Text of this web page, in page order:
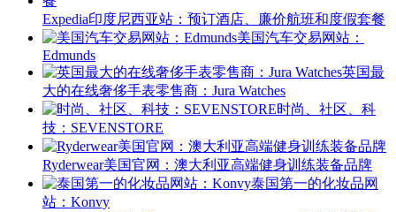
Expedia印度尼西亚站：预订酒店、廉价航班和度假套餐
美国汽车交易网站：
Edmunds
英国最
大的在线奢侈手表零售商：Jura Watches
时尚、社区、科
技：SEVENSTORE
Ryderwear美国官网：澳大利亚高端健身训练装备品牌
泰国第一的化妆品网
站：Konvy